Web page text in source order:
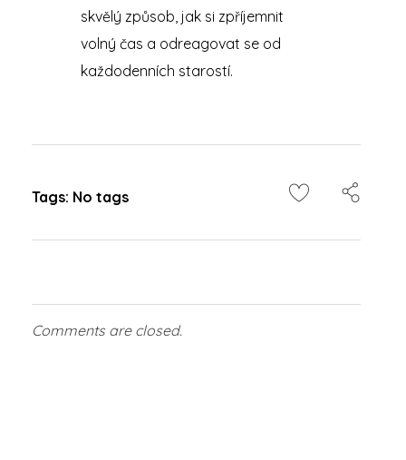
skvělý způsob, jak si zpříjemnit
volný čas a odreagovat se od
každodenních starostí.
Tags: No tags
Comments are closed.